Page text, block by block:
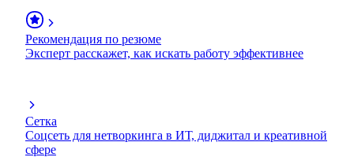
Рекомендация по резюме
Эксперт расскажет, как искать работу эффективнее
Сетка
Соцсеть для нетворкинга в ИТ, диджитал и креативной
сфере